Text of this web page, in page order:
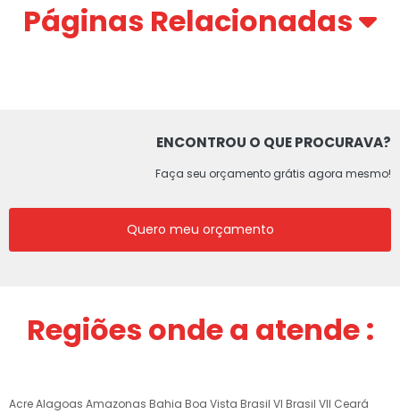
Páginas Relacionadas
ENCONTROU O QUE PROCURAVA?
Faça seu orçamento grátis agora mesmo!
Quero meu orçamento
Regiões onde a atende :
AcreAlagoas Amazonas Bahia Boa Vista Brasil VI Brasil VII Ceará